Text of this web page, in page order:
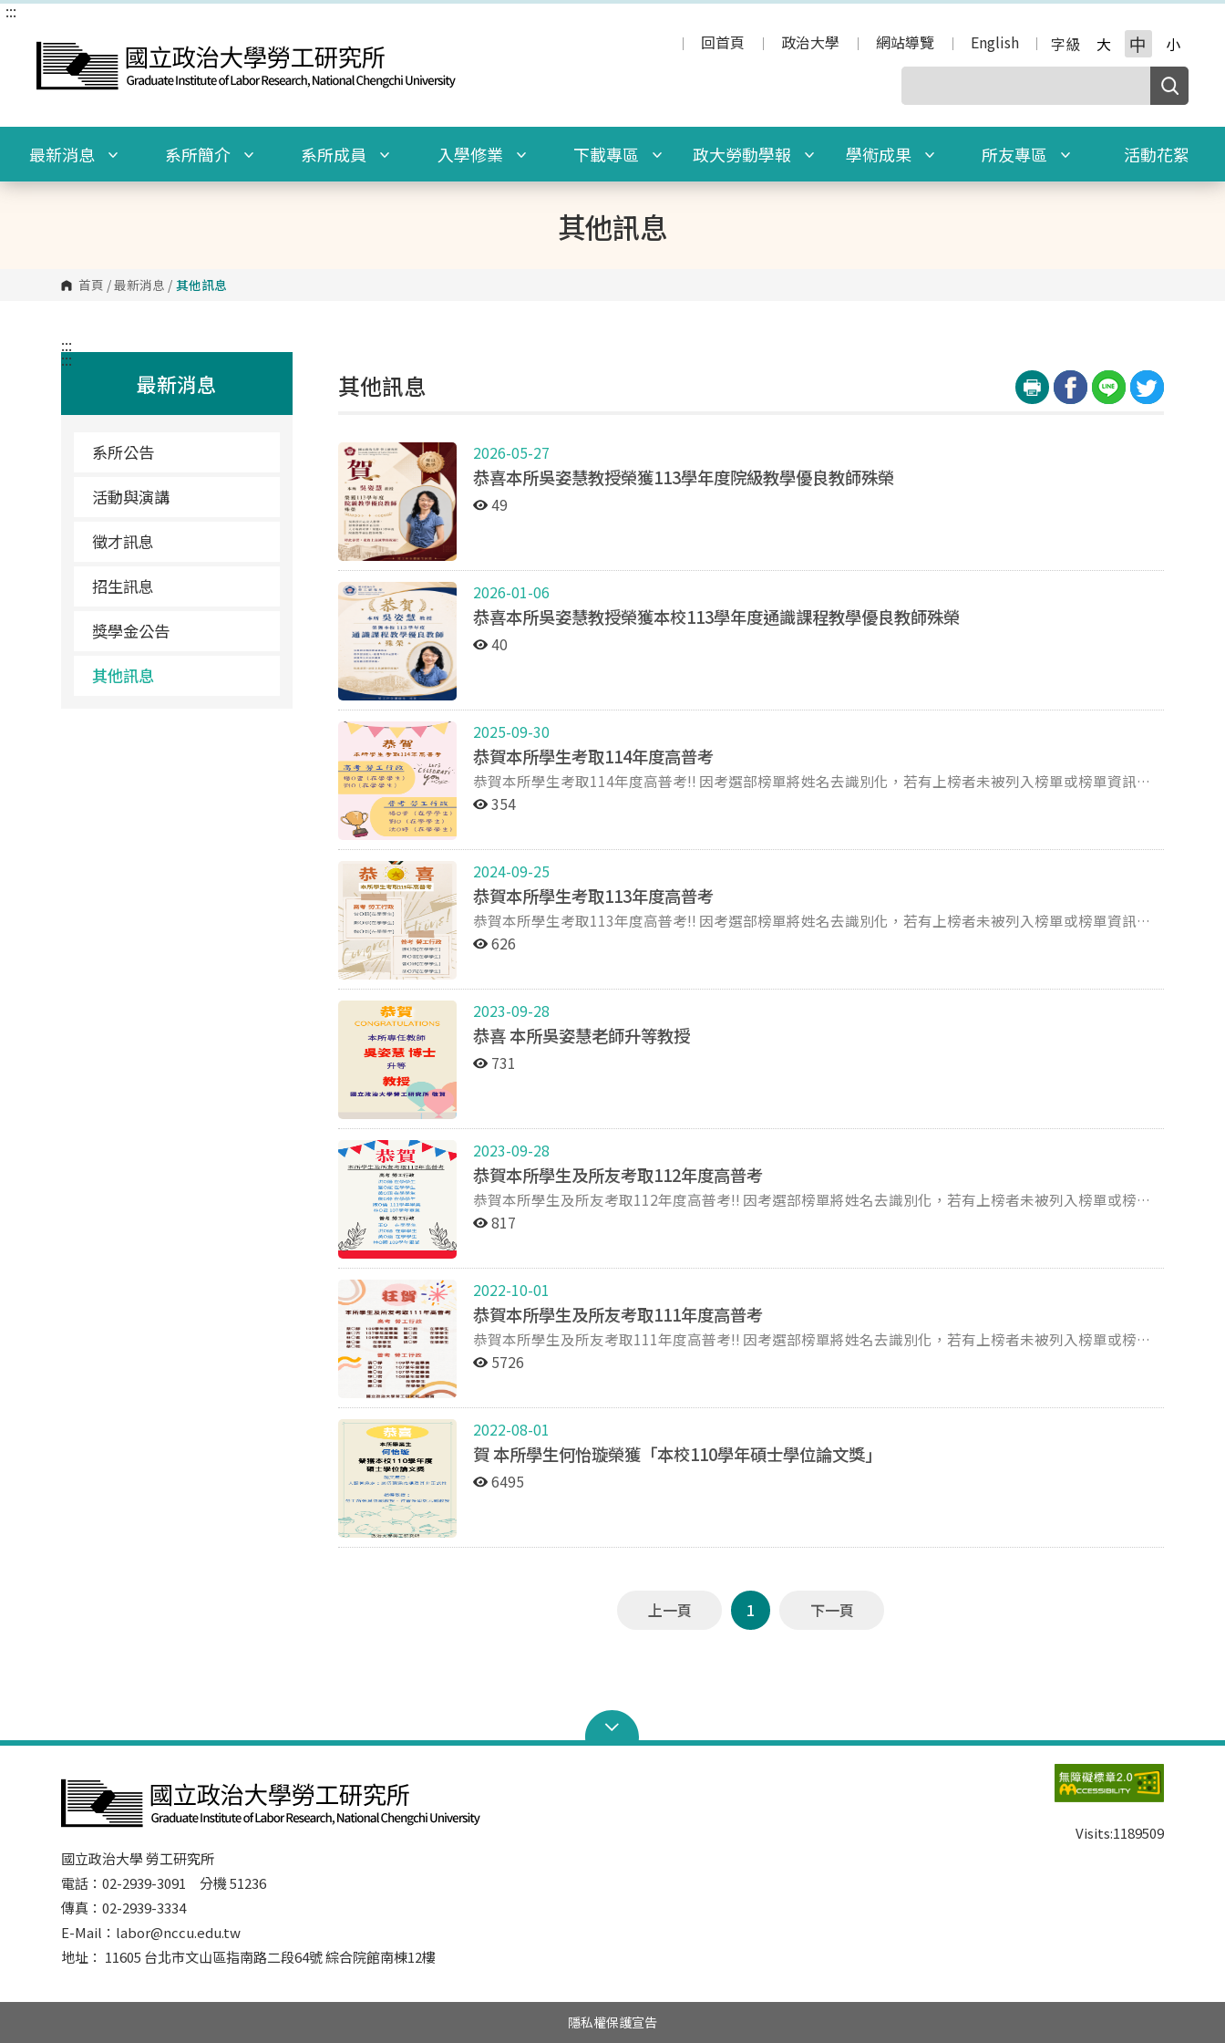
跳
:::
回首頁
政治大學 網站導覽 English 字級 大 中 小
最新消息 系所簡介 系所成員 入學修業 下載專區 政大勞動學報 學術成果 所友專區 活動花絮
其他訊息
首頁 /最新消息 / 其他訊息
:::
最新消息
系所公告
活動與演講
徵才訊息
招生訊息
獎學金公告
其他訊息
:::
其他訊息
2026-05-27
恭喜本所吳姿慧教授榮獲113學年度院級教學優良教師殊榮
49
2026-01-06
恭喜本所吳姿慧教授榮獲本校113學年度通識課程教學優良教師殊榮
40
2025-09-30
恭賀本所學生考取114年度高普考
恭賀本所學生考取114年度高普考!! 因考選部榜單將姓名去識別化，若有上榜者未被列入榜單或榜單資訊有
誤，歡迎聯繫所辦修正。
354
2024-09-25
恭賀本所學生考取113年度高普考
恭賀本所學生考取113年度高普考!! 因考選部榜單將姓名去識別化，若有上榜者未被列入榜單或榜單資訊有
誤，歡迎聯繫所辦修正。
626
2023-09-28
恭喜 本所吳姿慧老師升等教授
731
2023-09-28
恭賀本所學生及所友考取112年度高普考
恭賀本所學生及所友考取112年度高普考!! 因考選部榜單將姓名去識別化，若有上榜者未被列入榜單或榜單
資訊有誤，歡迎聯繫所辦修正。
817
2022-10-01
恭賀本所學生及所友考取111年度高普考
恭賀本所學生及所友考取111年度高普考!! 因考選部榜單將姓名去識別化，若有上榜者未被列入榜單或榜單
5726
2022-08-01
賀 本所學生何怡璇榮獲「本校110學年碩士學位論文獎」
6495
上一頁 1 下一頁
國立政治大學 勞工研究所
電話：02-2939-3091 分機 51236
傳真：02-2939-3334
E-Mail：labor@nccu.edu.tw
地址： 11605 台北市文山區指南路二段64號 綜合院館南棟12樓
Visits:1189509
隱私權保護宣告